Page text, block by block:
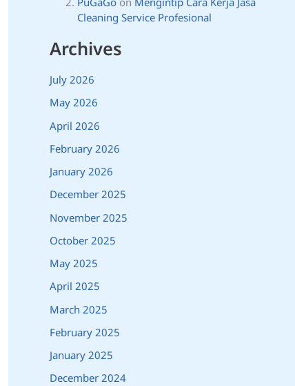
Cleaning Service Profesional
Archives
July 2026
May 2026
April 2026
February 2026
January 2026
December 2025
November 2025
October 2025
May 2025
April 2025
March 2025
February 2025
January 2025
December 2024